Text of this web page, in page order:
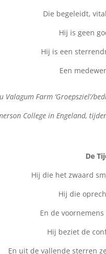
Die begeleidt,
Hij is geen
Hij is een
Een
Valagum Farm ‘Groepsziel’/
College in Engeland,
De
Hij die het zwaard
Hij die
En de
Hij beziet de
En uit de vallende sterren